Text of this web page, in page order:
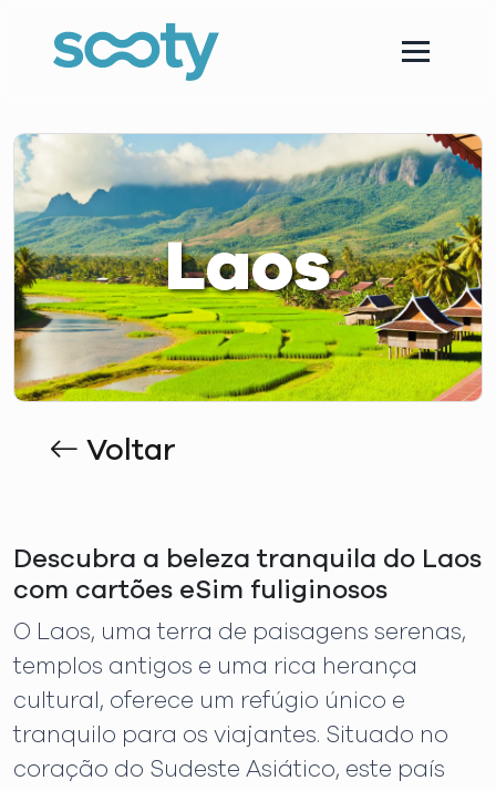
Laos
Voltar
Descubra a beleza tranquila do Laos
com cartões eSim fuliginosos
O Laos, uma terra de paisagens serenas,
templos antigos e uma rica herança
cultural, oferece um refúgio único e
tranquilo para os viajantes. Situado no
coração do Sudeste Asiático, este país